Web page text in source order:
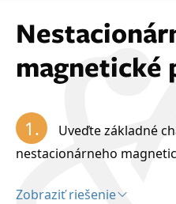
magnetické
1.
Uveďte základné
nestacionárneho
Zobraziť riešenie